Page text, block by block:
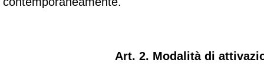
Art. 2. Modalità di